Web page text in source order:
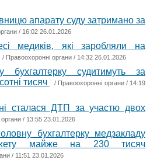
апарату суду затримано за
/ 16:02 26.01.2026
медиків, які заробляли на
/ Правоохоронні органи / 14:32 26.01.2026
бухгалтерку судитимуть за
тисяч
/ Правоохоронні органи/ 14:19
сталася ДТП за участю двох
/ 13:55 23.01.2026
бухгалтерку медзакладу
майже на 230 тисяч
/ 11:51 23.01.2026